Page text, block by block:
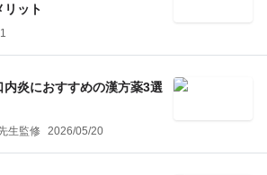
リット
炎におすすめの漢方薬3選
生監修 2026/05/20